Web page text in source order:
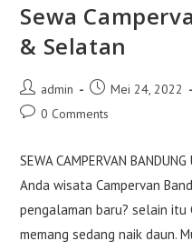
Sewa
& Selatan
Post
author:
admin
Post
published:
Mei 24, 2022
Post0 Comments
SEWA CAMPERVAN
Anda wisata Campervan
pengalaman baru? selain itu
memang sedang naik daun.